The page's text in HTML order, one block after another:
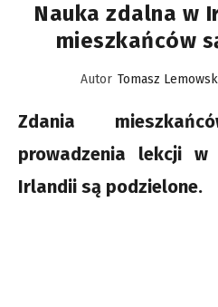
Nauka zdalna w
mieszkańców
Autor Tomasz
Zdania
prowadzenia lekcji
Irlandii są podzielone.